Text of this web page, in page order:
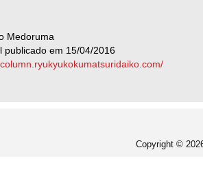
Medoruma
publicado em 15/04/2016
Copyright ©